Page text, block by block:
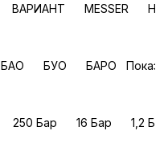
ВАРИАНТ MESSER
БАО БУО БАРО
250 Бар 16 Бар 1,2 Бар